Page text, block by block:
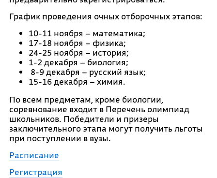
График проведения очных отборочных этапов:
10-11 ноября – математика;
17-18 ноября – физика;
24-25 ноября – история;
1-2 декабря – биология;
8-9 декабря – русский язык;
15-16 декабря – химия.
По всем предметам, кроме биологии,
соревнование входит в Перечень олимпиад
школьников. Победители и призеры
заключительного этапа могут получить льготы
при поступлении в вузы.
Расписание
Регистрация